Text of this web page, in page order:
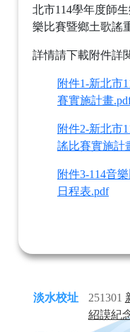
北市114學年度師
樂比賽暨鄉土歌謠
詳情請下載附件詳
附件1-新北市
賽實施計畫
附件2-新北市
謠比賽實施計
附件3-114音
日程表.pdf
淡水校址 251301
紹謨紀